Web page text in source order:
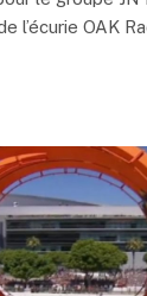
l’écurie OAK